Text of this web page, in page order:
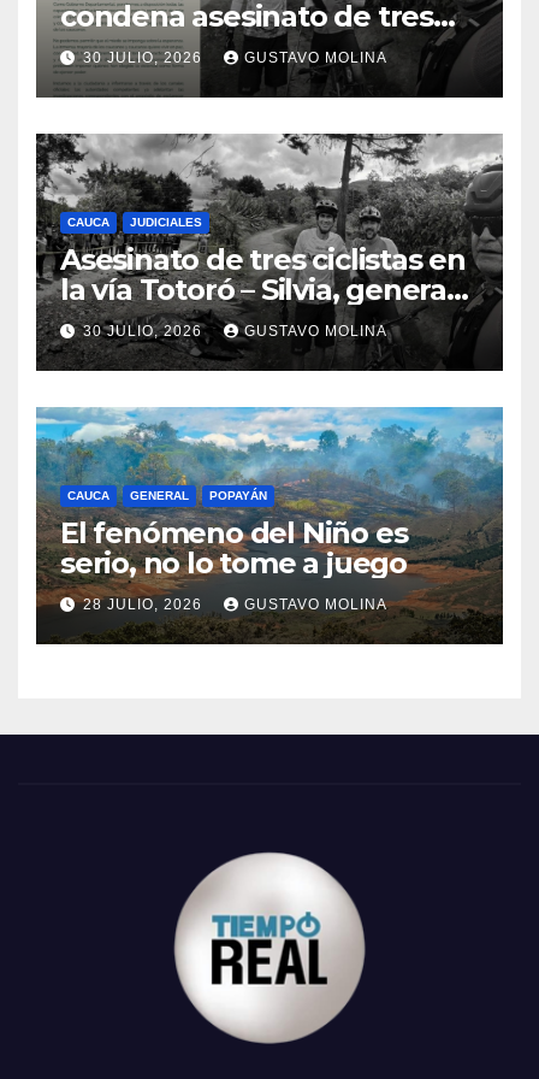
condena asesinato de tres
ciudadanos y exige medidas
urgentes al Gobierno
Nacional
30 JULIO, 2026 GUSTAVO MOLINA
CAUCA JUDICIALES
Asesinato de tres ciclistas en
la vía Totoró – Silvia, genera
consternación en el Cauca
30 JULIO, 2026 GUSTAVO MOLINA
CAUCA GENERAL POPAYÁN
El fenómeno del Niño es
serio, no lo tome a juego
28 JULIO, 2026 GUSTAVO MOLINA